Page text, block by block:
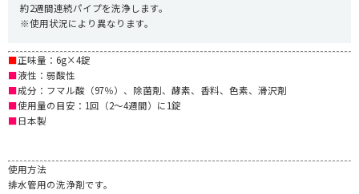
約2週間連続パイプを洗浄します。
※使用状況により異なります。
■正味量：6g×4錠
■液性：弱酸性
■成分：フマル酸（97％）、除菌剤、酵素、香料、色素、滑沢剤
■使用量の目安：1回（2～4週間）に1錠
■日本製
使用方法
排水管用の洗浄剤です。